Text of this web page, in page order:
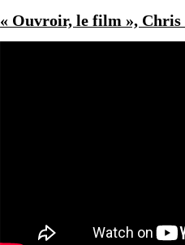
« Ouvroir, le film »,